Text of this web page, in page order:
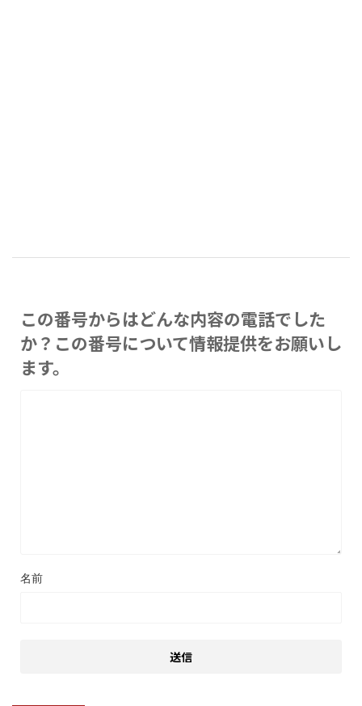
この番号からはどんな内容の電話でした
か？この番号について情報提供をお願いし
ます。
名前